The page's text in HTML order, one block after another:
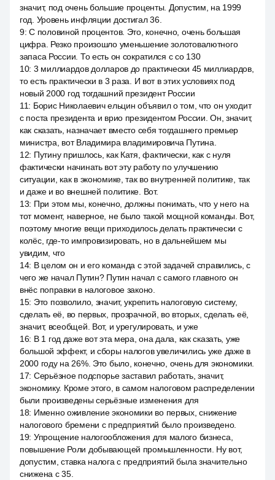
значит, под очень большие проценты. Допустим, на 1999
год. Уровень инфляции достигал 36.
9:С половиной процентов. Это, конечно, очень большая
цифра. Резко произошло уменьшение золотовалютного
запаса России. То есть он сократился с со 130
10: 3 миллиардов долларов до практически 45 миллиардов,
то есть практически в 3 раза. И вот в этих условиях под
новый 2000 год тогдашний президент России
11: Борис Николаевич ельцин объявил о том, что он уходит
с поста президента и врио президентом России. Он, значит,
как сказать, назначает вместо себя тогдашнего премьер
министра, вот Владимира владимировича Путина.
12: Путину пришлось, как Катя, фактически, как с нуля
фактически начинать вот эту работу по улучшению
ситуации, как в экономике, так во внутренней политике, так
и даже и во внешней политике. Вот.
13: При этом мы, конечно, должны понимать, что у него на
тот момент, наверное, не было такой мощной команды. Вот,
поэтому многие вещи приходилось делать практически с
колёс, где-то импровизировать, но в дальнейшем мы
увидим, что
14: В целом он и его команда с этой задачей справились, с
чего же начал Путин? Путин начал с самого главного он
внёс поправки в налоговое законо.
15: Это позволило, значит, укрепить налоговую систему,
сделать её, во первых, прозрачной, во вторых, сделать её,
значит, всеобщей. Вот, и урегулировать, и уже
16: В 1 год даже вот эта мера, она дала, как сказать, уже
большой эффект, и сборы налогов увеличились уже даже в
2000 году на 26%. Это было, конечно, очень для экономики.
17: Серьёзное подспорье заставил работать, значит,
экономику. Кроме этого, в самом налоговом распределении
были произведены серьёзные изменения для
18: Именно оживление экономики во первых, снижение
налогового бремени с предприятий было произведено.
19: Упрощение налогообложения для малого бизнеса,
повышение Роли добывающей промышленности. Ну вот,
допустим, ставка налога с предприятий была значительно
снижена с 35.